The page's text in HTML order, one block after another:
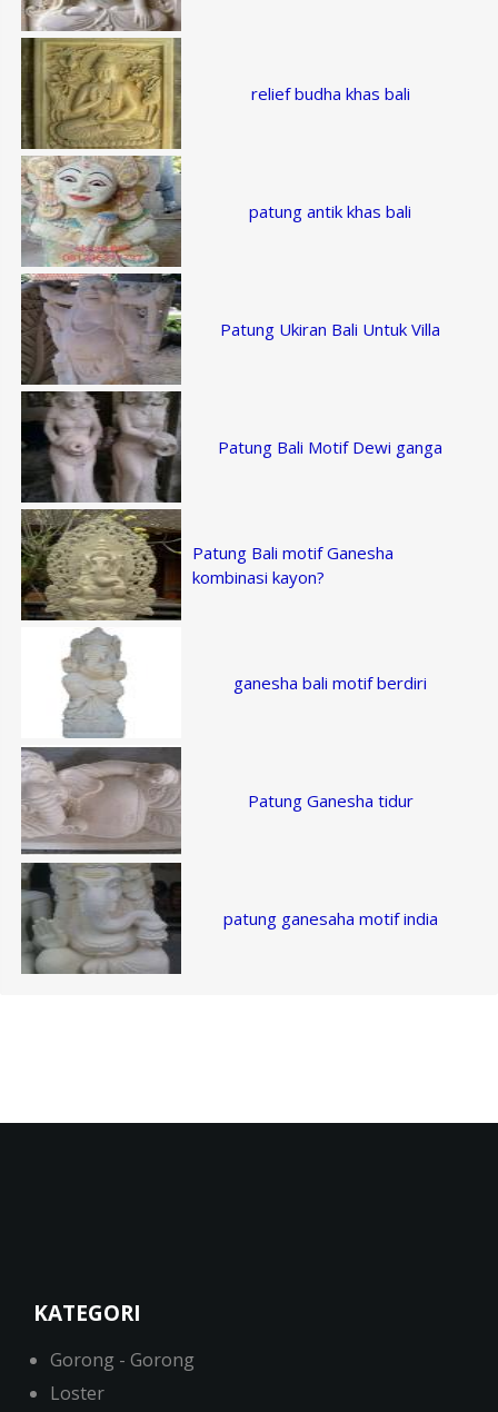
relief budha khas bali
patung antik khas bali
Patung Ukiran Bali Untuk Villa
Patung Bali Motif Dewi ganga
Patung Bali motif Ganesha
kombinasi kayon?
ganesha bali motif berdiri
Patung Ganesha tidur
patung ganesaha motif india
KATEGORI
Gorong - Gorong
Loster